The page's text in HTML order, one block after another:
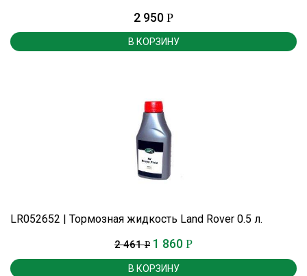
2 950 Р
В КОРЗИНУ
LR052652 | Тормозная жидкость Land Rover 0.5 л.
2 461Р 1 860 Р
В КОРЗИНУ